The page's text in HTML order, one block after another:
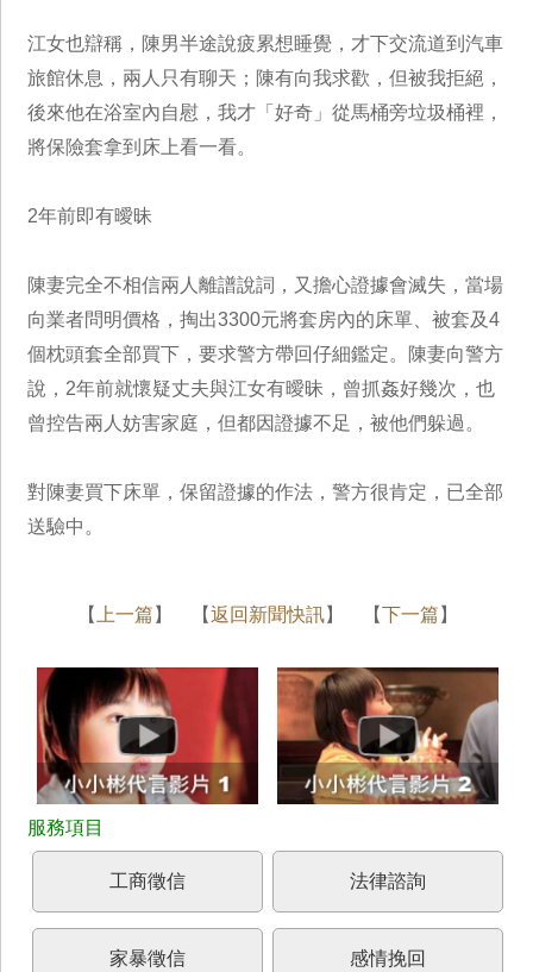
江女也辯稱，陳男半途說疲累想睡覺，才下交流道到汽車
旅館休息，兩人只有聊天；陳有向我求歡，但被我拒絕，
後來他在浴室內自慰，我才「好奇」從馬桶旁垃圾桶裡，
將保險套拿到床上看一看。
2年前即有曖昧
陳妻完全不相信兩人離譜說詞，又擔心證據會滅失，當場
向業者問明價格，掏出3300元將套房內的床單、被套及4
個枕頭套全部買下，要求警方帶回仔細鑑定。陳妻向警方
說，2年前就懷疑丈夫與江女有曖昧，曾抓姦好幾次，也
曾控告兩人妨害家庭，但都因證據不足，被他們躲過。
對陳妻買下床單，保留證據的作法，警方很肯定，已全部
送驗中。
【 上一篇 】 【返回新聞快訊】 【下一篇 】
工商徵信 法律諮詢
家暴徵信 感情挽回